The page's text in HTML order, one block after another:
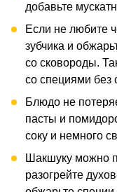
добавьте
Если не любите
зубчика и
со сковороды.
со специями без
Блюдо не
пасты и
соку и немного
Шакшуку можно
разогрейте